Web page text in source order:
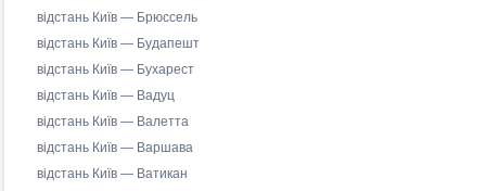
відстань Київ — Брюссель
відстань Київ — Будапешт
відстань Київ — Бухарест
відстань Київ — Вадуц
відстань Київ — Валетта
відстань Київ — Варшава
відстань Київ — Ватикан